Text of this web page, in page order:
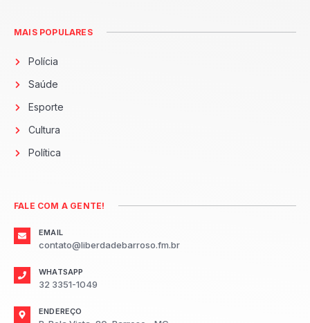
MAIS POPULARES
Polícia
Saúde
Esporte
Cultura
Política
FALE COM A GENTE!
EMAIL
contato@liberdadebarroso.fm.br
WHATSAPP
32 3351-1049
ENDEREÇO